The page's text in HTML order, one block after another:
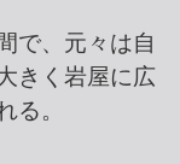
で、元々は自
きく岩屋に広
る。